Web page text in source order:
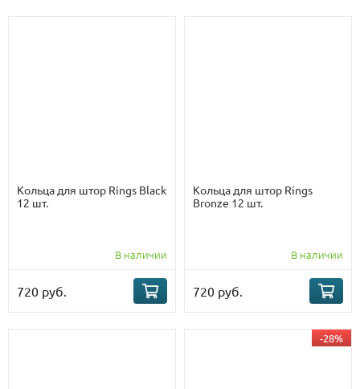
Кольца для штор Rings Black
12 шт.
В наличии
720 руб.
Кольца для штор Rings
Bronze 12 шт.
В наличии
720 руб.
-28%